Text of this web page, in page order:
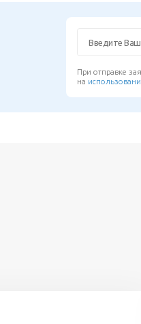
При отправке
на